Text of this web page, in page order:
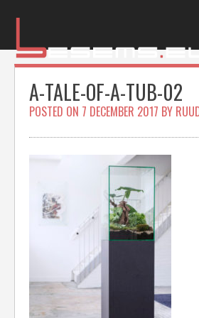
A-TALE-OF-A-TUB-02
POSTED ON 7 DECEMBER 2017 BY